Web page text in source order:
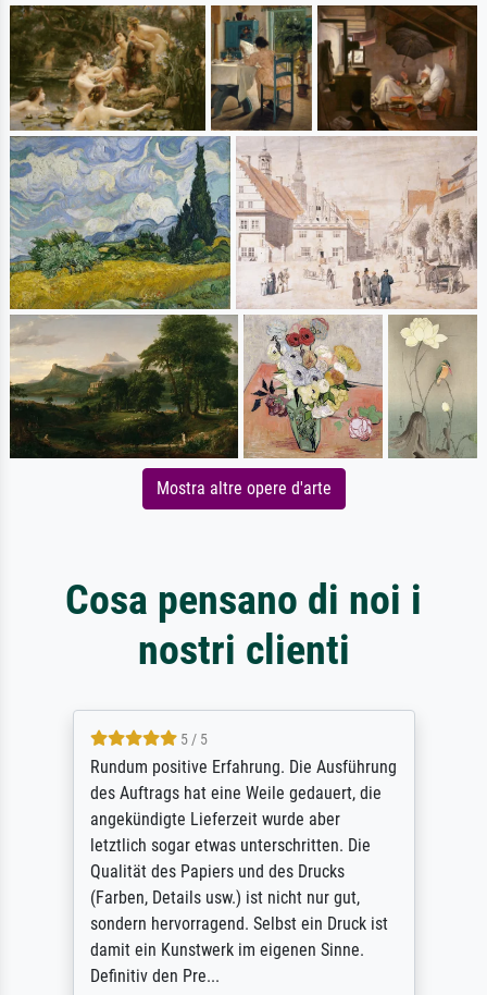
Mostra altre opere d'arte
Cosa pensano di noi i
nostri clienti
5 / 5
Rundum positive Erfahrung. Die Ausführung
des Auftrags hat eine Weile gedauert, die
angekündigte Lieferzeit wurde aber
letztlich sogar etwas unterschritten. Die
Qualität des Papiers und des Drucks
(Farben, Details usw.) ist nicht nur gut,
sondern hervorragend. Selbst ein Druck ist
damit ein Kunstwerk im eigenen Sinne.
Definitiv den Pre...